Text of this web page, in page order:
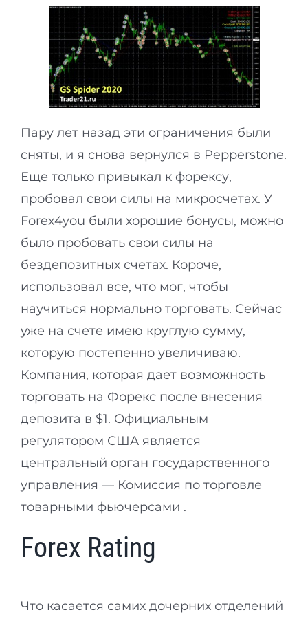
Пару лет назад эти ограничения были
сняты, и я снова вернулся в Pepperstone.
Еще только привыкал к форексу,
пробовал свои силы на микросчетах. У
Forex4you были хорошие бонусы, можно
было пробовать свои силы на
бездепозитных счетах. Короче,
использовал все, что мог, чтобы
научиться нормально торговать. Сейчас
уже на счете имею круглую сумму,
которую постепенно увеличиваю.
Компания, которая дает возможность
торговать на Форекс после внесения
депозита в $1. Официальным
регулятором США является
центральный орган государственного
управления — Комиссия по торговле
товарными фьючерсами .
Forex Rating
Что касается самих дочерних отделений